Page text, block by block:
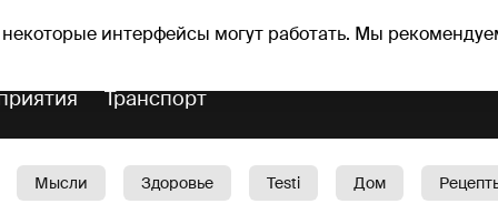
интерфейсы могут работать. Мы
Прогноз погоды Гороскопы
Транспорт
Мысли Здоровье Testi Дом